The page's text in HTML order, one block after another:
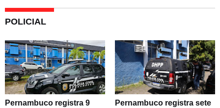
POLICIAL
Pernambuco registra 9
Pernambuco registra sete